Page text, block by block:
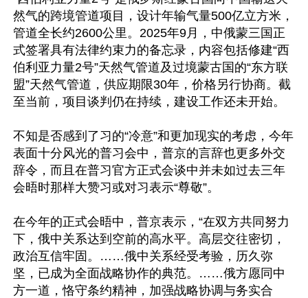
然气的跨境管道项目，设计年输气量500亿立方米，
管道全长约2600公里。2025年9月，中俄蒙三国正
式签署具有法律约束力的备忘录，内容包括修建“西
伯利亚力量2号”天然气管道及过境蒙古国的“东方联
盟”天然气管道，供应期限30年，价格另行协商。截
至当前，项目谈判仍在持续，建设工作还未开始。
不知是否感到了习的“冷意”和更加现实的考虑，今年
表面十分风光的普习会中，普京的言辞也更多外交
辞令，而且在普习官方正式会谈中并未如过去三年
会晤时那样大赞习或对习表示“尊敬”。
在今年的正式会晤中，普京表示，“在双方共同努力
下，俄中关系达到空前的高水平。高层交往密切，
政治互信牢固。……俄中关系经受考验，历久弥
坚，已成为全面战略协作的典范。……俄方愿同中
方一道，恪守条约精神，加强战略协调与务实合